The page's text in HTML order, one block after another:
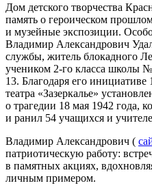
Дом детского творчества
память о героическом
и музейные экспозиции.
Владимир Александрович
службы, житель блокадного
учеником 2-го класса школы
13. Благодаря его инициативе
театра «Зазеркалье»
о трагедии 18 мая 1942 года,
и ранил 54 учащихся и
Владимир Александрович (
патриотическую работу:
в памятных акциях,
личным примером.